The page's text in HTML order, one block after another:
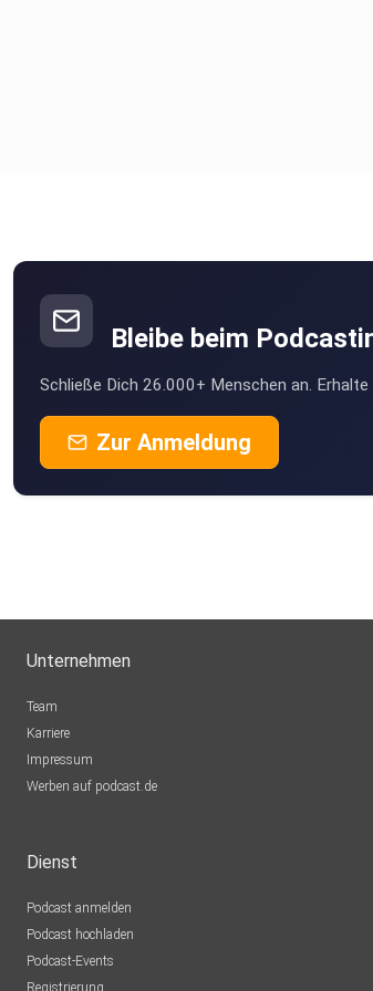
Bleibe beim
Schließe Dich 26.000+ Menschen an.
Zur Anmeldung
Unternehmen
Team
Karriere
Impressum
Werben auf podcast.de
Dienst
Podcast anmelden
Podcast hochladen
Podcast-Events
Registrierung